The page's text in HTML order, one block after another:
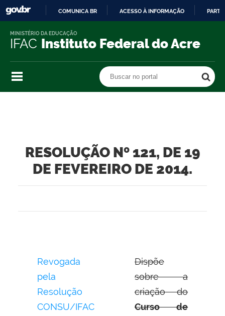
O
COMUNICA BR ACESSO À INFORMAÇÃO
IFAC Instituto Federal do Acre
MINISTÉRIO DA EDUCAÇÃO
Buscar no portal
RESOLUÇÃO Nº 121, DE 19
DE FEVEREIRO DE 2014.
Revogada
pela
Resolução
CONSU/IFAC
Dispõe
sobre a
criação do
Curso de